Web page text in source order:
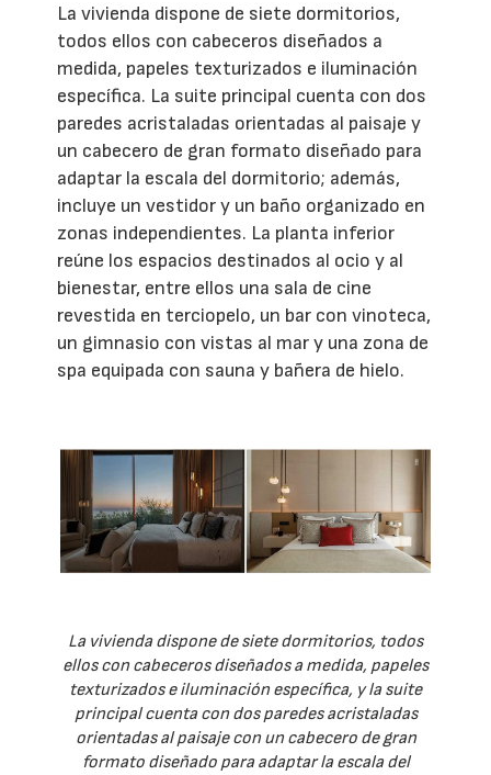
La vivienda dispone de siete dormitorios,
todos ellos con cabeceros diseñados a
medida, papeles texturizados e iluminación
específica. La suite principal cuenta con dos
paredes acristaladas orientadas al paisaje y
un cabecero de gran formato diseñado para
adaptar la escala del dormitorio; además,
incluye un vestidor y un baño organizado en
zonas independientes. La planta inferior
reúne los espacios destinados al ocio y al
bienestar, entre ellos una sala de cine
revestida en terciopelo, un bar con vinoteca,
un gimnasio con vistas al mar y una zona de
spa equipada con sauna y bañera de hielo.
La vivienda dispone de siete dormitorios, todos
ellos con cabeceros diseñados a medida, papeles
texturizados e iluminación específica, y la suite
principal cuenta con dos paredes acristaladas
orientadas al paisaje con un cabecero de gran
formato diseñado para adaptar la escala del